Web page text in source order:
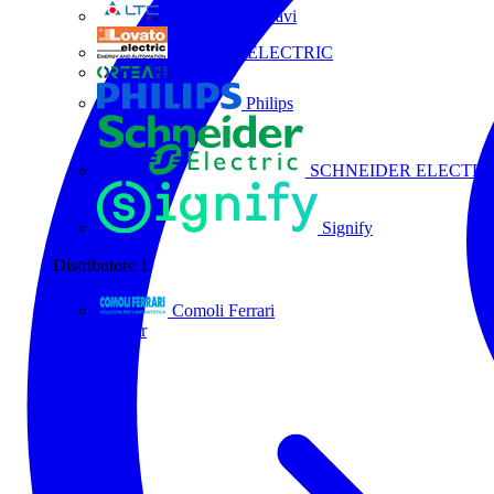
La Triveneta Cavi
LOVATO ELECTRIC
Philips
SCHNEIDER
Signify
Distributore 1
Comoli Ferrari
Tutti i partner